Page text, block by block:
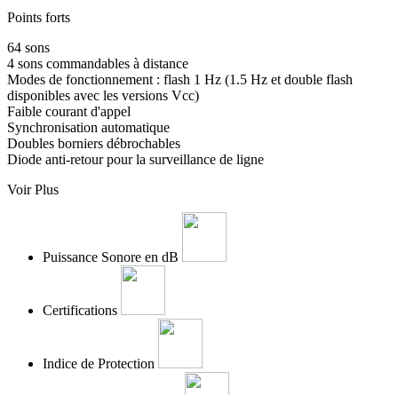
Points forts
64 sons
4 sons commandables à distance
Modes de fonctionnement : flash 1 Hz (1.5 Hz et double flash
disponibles avec les versions Vcc)
Faible courant d'appel
Synchronisation automatique
Doubles borniers débrochables
Diode anti-retour pour la surveillance de ligne
Voir Plus
Puissance Sonore en dB
Certifications
Indice de Protection